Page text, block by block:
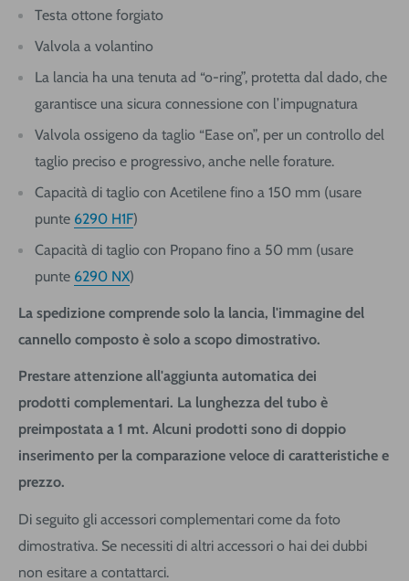
Testa ottone forgiato
Valvola a volantino
La lancia ha una tenuta ad “o-ring”, protetta dal dado, che
garantisce una sicura connessione con l’impugnatura
Valvola ossigeno da taglio “Ease on”, per un controllo del
taglio preciso e progressivo, anche nelle forature.
Capacità di taglio con Acetilene fino a 150 mm (usare
punte 6290 H1F)
Capacità di taglio con Propano fino a 50 mm (usare
punte 6290 NX)
La spedizione comprende solo la lancia, l'immagine del
cannello composto è solo a scopo dimostrativo.
Prestare attenzione all'aggiunta automatica dei
prodotti complementari. La lunghezza del tubo è
preimpostata a 1 mt. Alcuni prodotti sono di doppio
inserimento per la comparazione veloce di caratteristiche e
prezzo.
Di seguito gli accessori complementari come da foto
dimostrativa. Se necessiti di altri accessori o hai dei dubbi
non esitare a contattarci.